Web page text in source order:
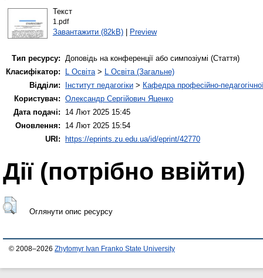
Текст
1.pdf
Завантажити (82kB)| Preview
Тип ресурсу: Доповідь на конференції або симпозіумі (Стаття)
Класифікатор:
L Освіта> L Освіта (Загальне)
Відділи:
Інститут педагогіки > Кафедра професійно-
Користувач: Олександр Сергійович Яценко
Дата подачі:
14 Лют 2025 15:45
Оновлення:
14 Лют 2025 15:54
URI:
https://eprints.zu.edu.ua/id/eprint/42770
Дії ​​(потрібно ввійти)
Оглянути опис ресурсу
© 2008–2026 Zhytomyr Ivan Franko State University